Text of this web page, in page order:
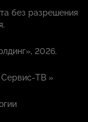
без разрешения
2026.
ТВ »